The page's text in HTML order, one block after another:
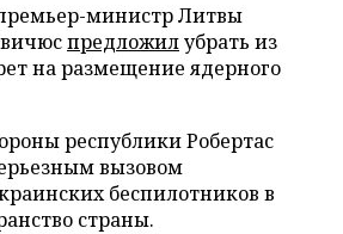
министр Литвы
предложилубрать из
на размещение ядерного
республики Робертас
вызовом
беспилотников в
страны.